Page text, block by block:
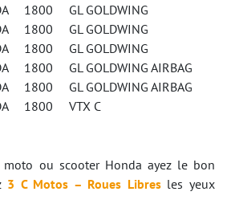
1800 GL GOLDWING
1800 GL GOLDWING
1800 GL GOLDWING
1800 GL GOLDWING AIRBAG
1800 GL GOLDWING AIRBAG
1800 VTX C
ou scooter Honda ayez le bon
3 C Motos – Roues Libresles yeux